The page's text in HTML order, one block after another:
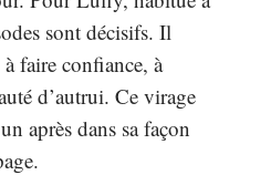
sont décisifs. Il
faire confiance, à
d’autrui. Ce virage
après dans sa façon